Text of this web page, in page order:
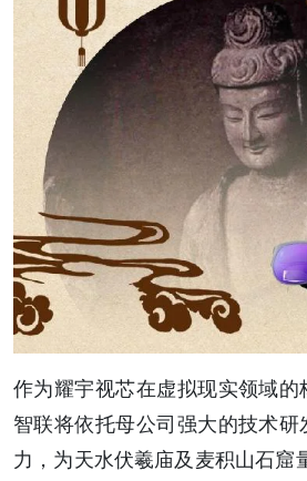
作为耀宇视芯在虚拟现实领域
智联将依托母公司强大的技术
力，为天水伏羲庙及麦积山石窟